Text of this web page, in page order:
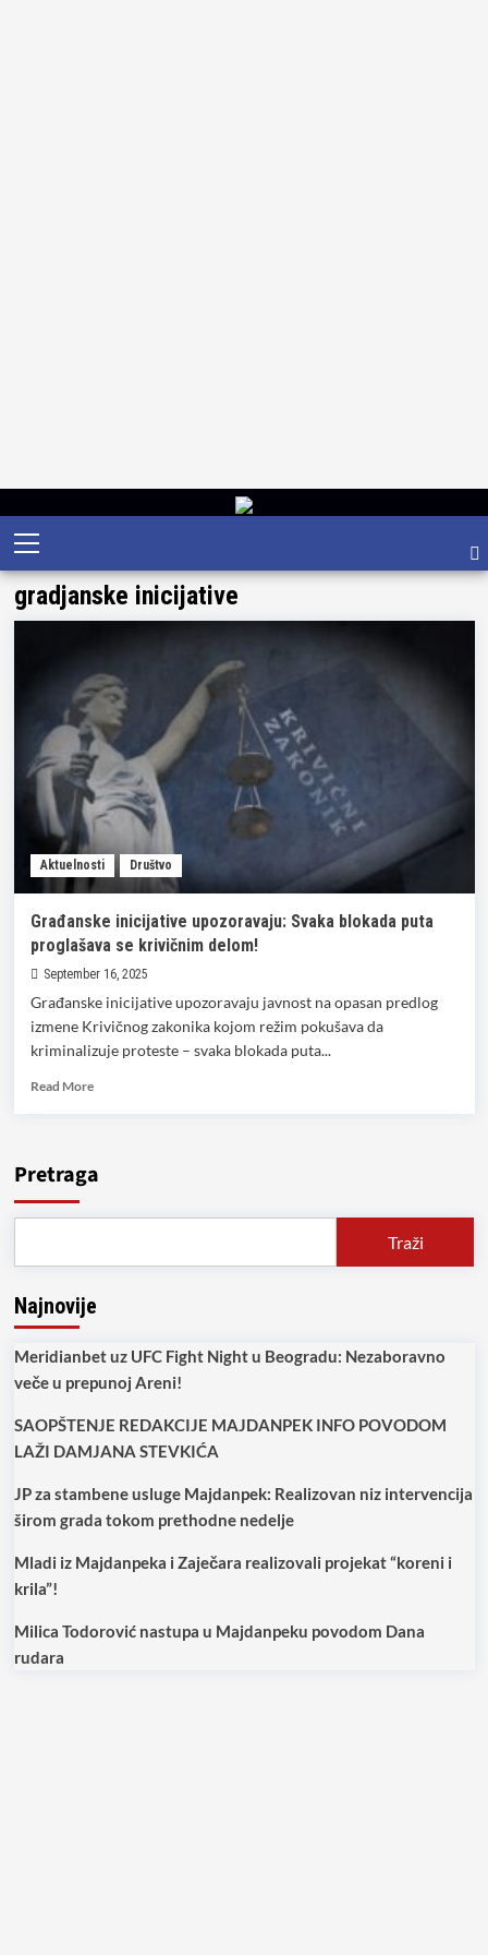
Skip
to
content
Primary
Menu
gradjanske inicijative
Aktuelnosti Društvo
Građanske inicijative upozoravaju: Svaka blokada puta
proglašava se krivičnim delom!
September 16, 2025
Građanske inicijative upozoravaju javnost na opasan predlog
izmene Krivičnog zakonika kojom režim pokušava da
kriminalizuje proteste – svaka blokada puta...
Read MoreRead
inicijative
upozoravaju:
proglašava
krivičnim
Pretraga
Traži
Najnovije
Meridianbet uz UFC Fight Night u Beogradu: Nezaboravno
veče u prepunoj Areni!
SAOPŠTENJE REDAKCIJE MAJDANPEK INFO POVODOM
LAŽI DAMJANA STEVKIĆA
JP za stambene usluge Majdanpek: Realizovan niz intervencija
širom grada tokom prethodne nedelje
Mladi iz Majdanpeka i Zaječara realizovali projekat “koreni i
krila”!
Milica Todorović nastupa u Majdanpeku povodom Dana
rudara